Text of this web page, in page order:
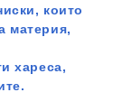
които
материя,
хареса,